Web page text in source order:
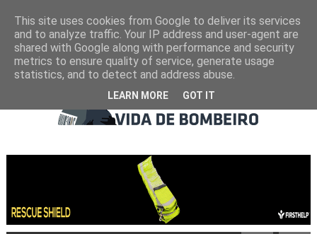
This site uses cookies from Google to deliver its services
and to analyze traffic. Your IP address and user-agent are
shared with Google along with performance and security
metrics to ensure quality of service, generate usage
statistics, and to detect and address abuse.
LEARN MORE GOT IT